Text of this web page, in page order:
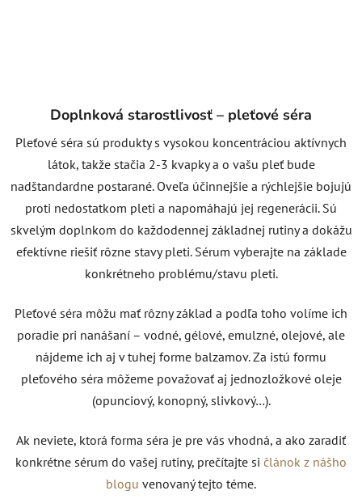
Doplnková starostlivosť – pleťové séra
Pleťové séra sú produkty s vysokou koncentráciou aktívnych
látok, takže stačia 2-3 kvapky a o vašu pleť bude
nadštandardne postarané. Oveľa účinnejšie a rýchlejšie bojujú
proti nedostatkom pleti a napomáhajú jej regenerácii. Sú
skvelým doplnkom do každodennej základnej rutiny a dokážu
efektívne riešiť rôzne stavy pleti. Sérum vyberajte na základe
konkrétneho problému/stavu pleti.
Pleťové séra môžu mať rôzny základ a podľa toho volíme ich
poradie pri nanášaní – vodné, gélové, emulzné, olejové, ale
nájdeme ich aj v tuhej forme balzamov. Za istú formu
pleťového séra môžeme považovať aj jednozložkové oleje
(opunciový, konopný, slivkový…).
Ak neviete, ktorá forma séra je pre vás vhodná, a ako zaradiť
konkrétne sérum do vašej rutiny, prečítajte si článok z nášho
blogu venovaný tejto téme.